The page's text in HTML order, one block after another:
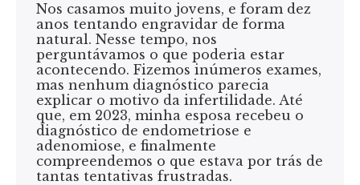
Nos casamos muito jovens, e foram dez
anos tentando engravidar de forma
natural. Nesse tempo, nos
perguntávamos o que poderia estar
acontecendo. Fizemos inúmeros exames,
mas nenhum diagnóstico parecia
explicar o motivo da infertilidade. Até
que, em 2023, minha esposa recebeu o
diagnóstico de endometriose e
adenomiose, e finalmente
compreendemos o que estava por trás de
tantas tentativas frustradas.